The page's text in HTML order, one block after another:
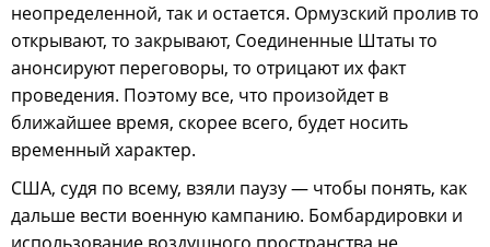
неопределенной, так и остается. Ормузский пролив то
открывают, то закрывают, Соединенные Штаты то
анонсируют переговоры, то отрицают их факт
проведения. Поэтому все, что произойдет в
ближайшее время, скорее всего, будет носить
временный характер.
США, судя по всему, взяли паузу — чтобы понять, как
дальше вести военную кампанию. Бомбардировки и